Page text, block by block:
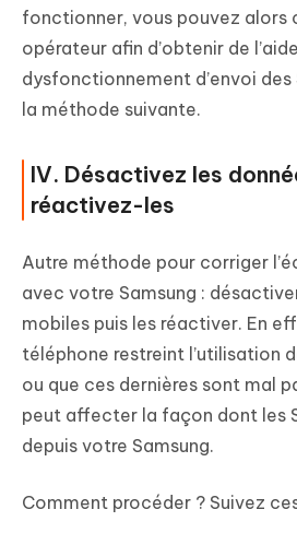
fonctionner, vous pouvez
opérateur afin d’obtenir de
dysfonctionnement d’envoi des
la méthode suivante.
IV. Désactivez les
réactivez-les
Autre méthode pour corriger
avec votre Samsung :
mobiles puis les réactiver. En
téléphone restreint l’utilisation
ou que ces dernières sont mal
peut affecter la façon dont les
depuis votre Samsung.
Comment procéder ? Suivez